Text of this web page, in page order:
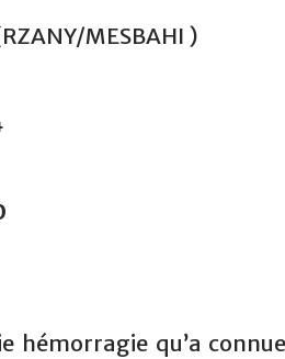
MESBAHI )
hémorragie qu’a